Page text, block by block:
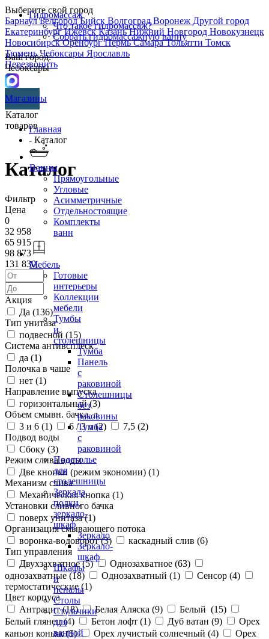
Выберите свой город
БарнаулБелгородБийск ВолгоградВоронеж Другой город
ЕкатеринбургИжевскКазаньНижний Новгород Новокузнецк
НовосибирскОренбургПермьСамараТольятти Томск
ТюменьЧебоксары Ярославль
Перезвонить
Гидромассаж
Что такое гидромассаж?
Собрать гидромассажную ванну
Ваш город:
Чебоксары
Магазины
Каталог
товаров
Ванны
Прямоугольные
Угловые
Асимметричные
Отдельностоящие
Комплекты
ванн
Мебель
Готовые
интерьеры
Коллекции
мебели
Тумбы
и
столешницы
Тумба
Панель
с
раковиной
Столешницы
без
раковины
Тумба
с
раковиной
Подстолье
для
столешницы
Зеркала,
полки,
зеркало-
шкаф
Зеркало
Зеркало-
шкаф
Шкафы
и
пеналы
Столы
Стульчики
для
ванной
Главная
- Каталог
Каталог
Фильтр
Цена
0
32 958
65 915
98 873
131 830
Акция
Да (136)
Тип унитаза
подвесной (15)
Система антивсплеск
да (1)
Полочка в чаше
нет (1)
Направление выпуска
горизонтальный (3)
Объем смывн. бачка, л
3 и 6 (1) 6 / 3 л (2) 7,5 (2)
Подвод воды
Сбоку (3)
Режим слива воды
Две кнопки (режим экономии) (1)
Механизм слива
Механическая кнопка (1)
Установки сливного бачка
поверх унитаза (1)
Организация смывающего потока
воронка-водоворот (3) каскадный слив (6)
Тип управления
Двухзахватное (5) Однозахватное (63)
однозахватные (18) Однозахватный (1) Сенсор (4)
термостатические (1)
Цвет корпуса
Антрацит (18) Белая Аляска (9) Белый (15)
Белый глянец (4) Бетон лофт (1) Дуб ватан (9)
Орех
каньон коньяк (5) Орех лучистый солнечный (4)
Орех